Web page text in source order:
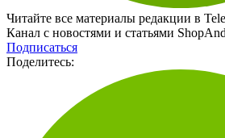
Читайте все материалы редакции в
Канал с новостями и статьями
Подписаться
Поделитесь: